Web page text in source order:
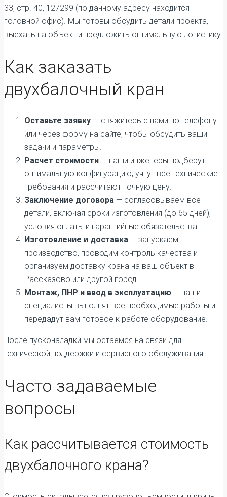
33, стр. 40, 127299 (по данному адресу находится
головной офис). Мы готовы обсудить детали проекта,
выехать на объект и предложить оптимальную логистику.
Как заказать
двухбалочный кран
Оставьте заявку — свяжитесь с нами по телефону
или через форму на сайте, чтобы обсудить ваши
задачи и параметры.
Расчет стоимости — наши инженеры подберут
оптимальную конфигурацию, учтут все технические
требования и рассчитают точную цену.
Заключение договора — согласовываем все
детали, включая сроки изготовления (до 65 дней),
условия оплаты и гарантийные обязательства.
Изготовление и доставка — запускаем
производство, проводим контроль качества и
организуем доставку крана на ваш объект в
Рассказово или другой город.
Монтаж, ПНР и ввод в эксплуатацию — наши
специалисты выполнят все необходимые работы и
передадут вам готовое к работе оборудование.
После пусконаладки мы остаемся на связи для
технической поддержки и сервисного обслуживания.
Часто задаваемые
вопросы
Как рассчитывается стоимость
двухбалочного крана?